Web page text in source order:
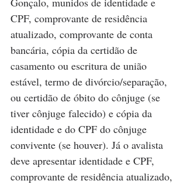
CPF, comprovante de residência
atualizado, comprovante de conta
bancária, cópia da certidão de
casamento ou escritura de união
estável, termo de divórcio/separação,
ou certidão de óbito do cônjuge (se
tiver cônjuge falecido) e cópia da
identidade e do CPF do cônjuge
convivente (se houver). Já o avalista
deve apresentar identidade e CPF,
comprovante de residência atualizado,